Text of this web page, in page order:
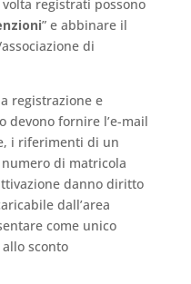
registrati possono
” e abbinare il
di
registrazione e
devono fornire l’e-mail
i riferimenti di un
di matricola
danno diritto
dall’area
come unico
sconto